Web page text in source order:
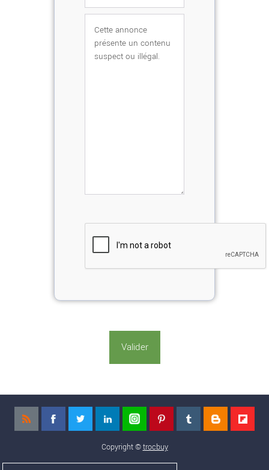
Copyright ©trocbuy